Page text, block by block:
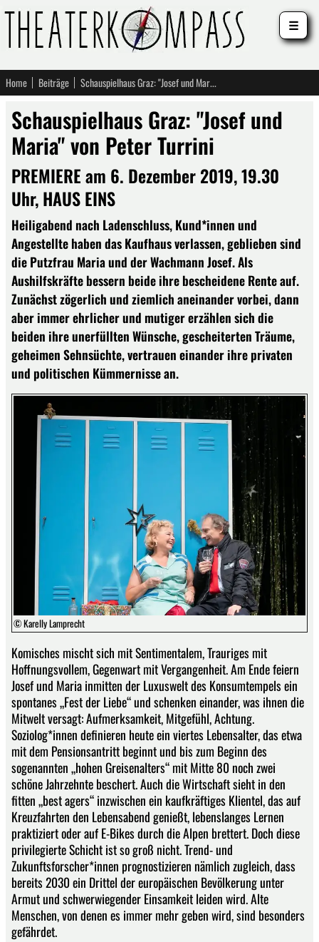
Home Beiträge Schauspielhaus Graz: "Josef und Maria" von Peter Turrini
Schauspielhaus Graz: "Josef und
Maria" von Peter Turrini
PREMIERE am 6. Dezember 2019, 19.30
Uhr, HAUS EINS
Heiligabend nach Ladenschluss, Kund*innen und
Angestellte haben das Kaufhaus verlassen, geblieben sind
die Putzfrau Maria und der Wachmann Josef. Als
Aushilfskräfte bessern beide ihre bescheidene Rente auf.
Zunächst zögerlich und ziemlich aneinander vorbei, dann
aber immer ehrlicher und mutiger erzählen sich die
beiden ihre unerfüllten Wünsche, gescheiterten Träume,
geheimen Sehnsüchte, vertrauen einander ihre privaten
und politischen Kümmernisse an.
© Karelly Lamprecht
Komisches mischt sich mit Sentimentalem, Trauriges mit
Hoffnungsvollem, Gegenwart mit Vergangenheit. Am Ende feiern
Josef und Maria inmitten der Luxuswelt des Konsumtempels ein
spontanes „Fest der Liebe“ und schenken einander, was ihnen die
Mitwelt versagt: Aufmerksamkeit, Mitgefühl, Achtung.
Soziolog*innen definieren heute ein viertes Lebensalter, das etwa
mit dem Pensionsantritt beginnt und bis zum Beginn des
sogenannten „hohen Greisenalters“ mit Mitte 80 noch zwei
schöne Jahrzehnte beschert. Auch die Wirtschaft sieht in den
fitten „best agers“ inzwischen ein kaufkräftiges Klientel, das auf
Kreuzfahrten den Lebensabend genießt, lebenslanges Lernen
praktiziert oder auf E-Bikes durch die Alpen brettert. Doch diese
privilegierte Schicht ist so groß nicht. Trend- und
Zukunftsforscher*innen prognostizieren nämlich zugleich, dass
bereits 2030 ein Drittel der europäischen Bevölkerung unter
Armut und schwerwiegender Einsamkeit leiden wird. Alte
Menschen, von denen es immer mehr geben wird, sind besonders
gefährdet.
☰